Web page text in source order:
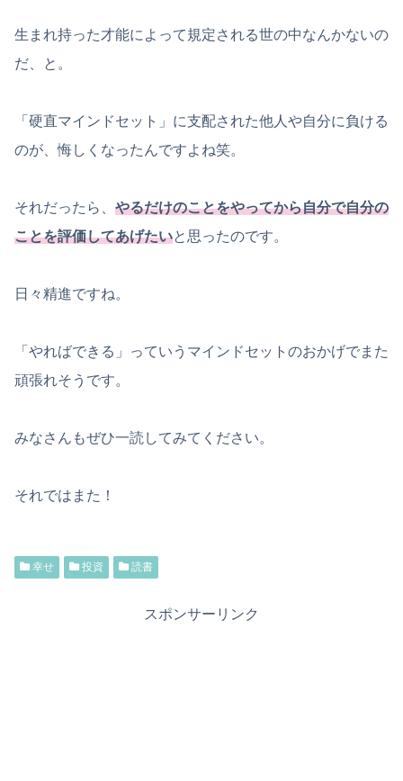
生まれ持った才能によって規定される世の中なんかないの
だ、と。
「硬直マインドセット」に支配された他人や自分に負ける
のが、悔しくなったんですよね笑。
それだったら、 やるだけのことをやってから自分で自分の
ことを評価してあげたいと思ったのです。
日々精進ですね。
「やればできる」っていうマインドセットのおかげでまた
頑張れそうです。
みなさんもぜひ一読してみてください。
それではまた！
幸せ 投資 読書
スポンサーリンク